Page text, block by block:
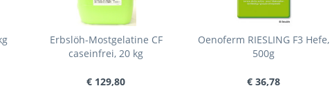
Erbslöh-Mostgelatine CF
caseinfrei, 20 kg
€ 129,80
Oenoferm RIESLING F3 Hefe,
500g
€ 36,78